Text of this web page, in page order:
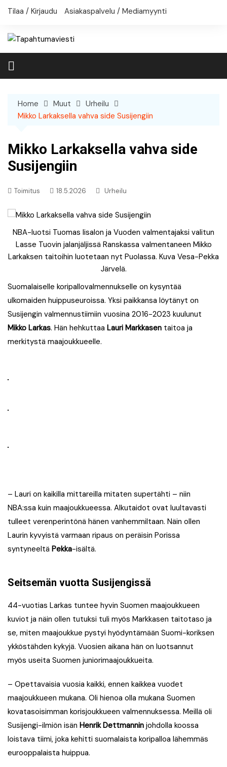
Skip
Tilaa / Kirjaudu Asiakaspalvelu / Mediamyynti
Home Muut
Urheilu
Mikko Larkaksella vahva side Susijengiin
Mikko Larkaksella vahva side
Susijengiin
Toimitus 18.5.2026 Urheilu
NBA-luotsi Tuomas Iisalon ja Vuoden valmentajaksi valitun
Lasse Tuovin jalanjäljissä Ranskassa valmentaneen Mikko
Larkaksen taitoihin luotetaan nyt Puolassa. Kuva Vesa-Pekka
Järvelä.
Suomalaiselle koripallovalmennukselle on kysyntää
ulkomaiden huippuseuroissa. Yksi paikkansa löytänyt on
Susijengin valmennustiimiin vuosina 2016-2023 kuulunut
Mikko Larkas. Hän hehkuttaa Lauri Markkasen taitoa ja
merkitystä maajoukkueelle.
– Lauri on kaikilla mittareilla mitaten supertähti – niin
NBA:ssa kuin maajoukkueessa. Alkutaidot ovat luultavasti
tulleet verenperintönä hänen vanhemmiltaan. Näin ollen
Laurin kyvyistä varmaan ripaus on peräisin Porissa
syntyneeltä Pekka-isältä.
Seitsemän vuotta Susijengissä
44-vuotias Larkas tuntee hyvin Suomen maajoukkueen
kuviot ja näin ollen tutuksi tuli myös Markkasen taitotaso ja
se, miten maajoukkue pystyi hyödyntämään Suomi-koriksen
ykköstähden kykyjä. Vuosien aikana hän on luotsannut
myös useita Suomen juniorimaajoukkueita.
– Opettavaisia vuosia kaikki, ennen kaikkea vuodet
maajoukkueen mukana. Oli hienoa olla mukana Suomen
kovatasoisimman korisjoukkueen valmennuksessa. Meillä oli
Susijengi-ilmiön isän Henrik Dettmannin johdolla koossa
loistava tiimi, joka kehitti suomalaista koripalloa lähemmäs
eurooppalaista huippua.